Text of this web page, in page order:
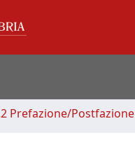
Prefazione/Postfazione